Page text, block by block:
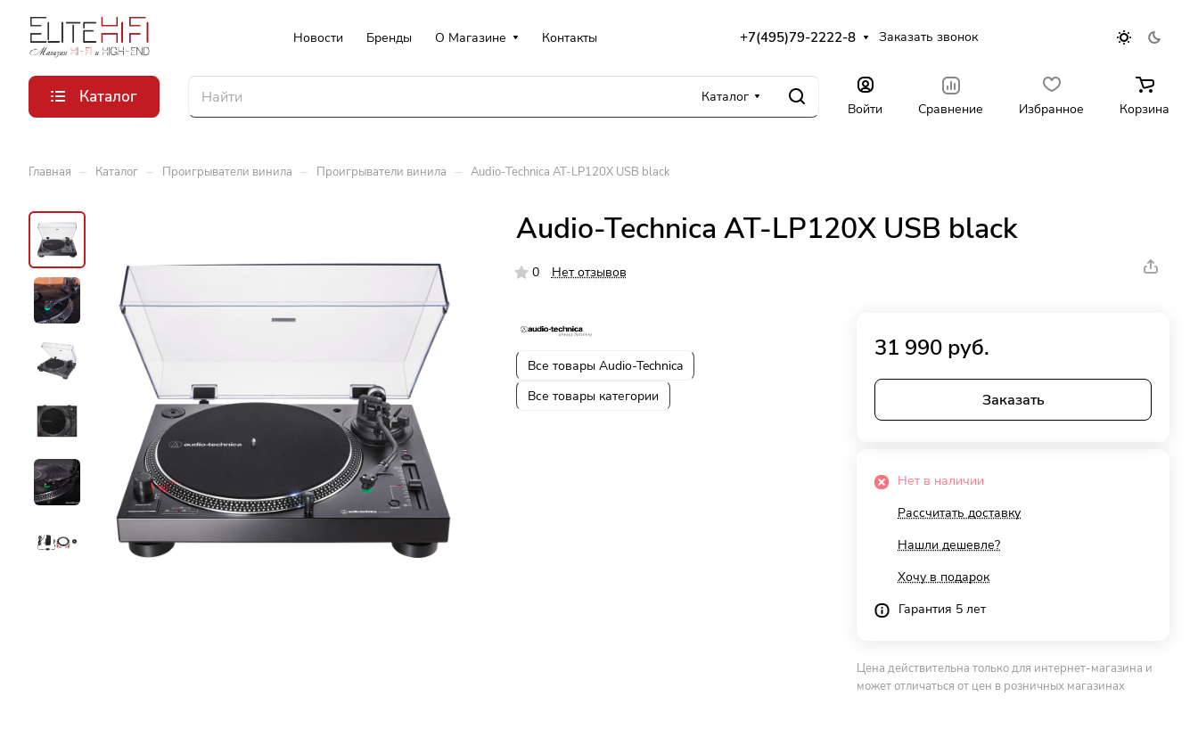
Новости Бренды О Магазине Контакты +7(495)79-2222-8 Заказать звонок
Каталог Каталог
Войти Сравнение Избранное Корзина
Главная – Каталог – Проигрыватели винила – Проигрыватели винила – Audio-Technica AT-LP120X USB black
Audio-Technica AT-LP120X USB black
0 Нет отзывов
Все товары Audio-Technica
Все товары категории
31 990 руб.
Заказать
Нет в наличии
Рассчитать доставку
Нашли дешевле?
Хочу в подарок
Гарантия 5 лет
Цена действительна только для интернет-магазина и
может отличаться от цен в розничных магазинах